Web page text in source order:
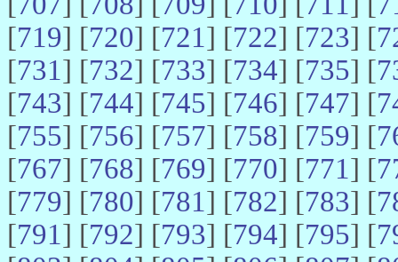
[719] [720] [721] [722] [723] [
[731] [732] [733] [734] [735] [
[743] [744] [745] [746] [747] [
[755] [756] [757] [758] [759] [
[767] [768] [769] [770] [771] [
[779] [780] [781] [782] [783] [
[791] [792] [793] [794] [795] [